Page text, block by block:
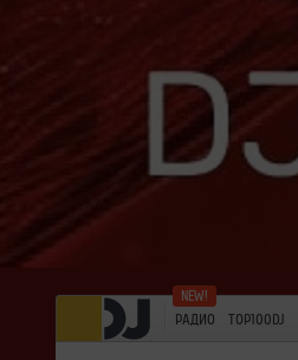
РАДИО TOP100DJ